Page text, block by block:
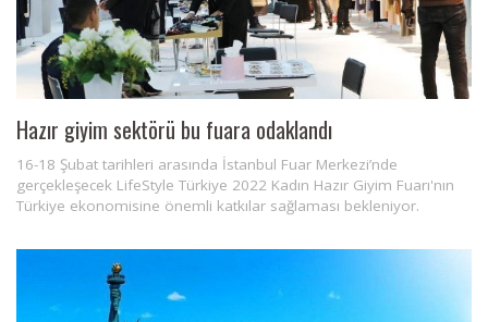
Hazır giyim sektörü bu fuara odaklandı
16-18 Şubat tarihleri arasında İstanbul Fuar Merkezi’nde
gerçekleşecek LifeStyle Türkiye 2022 Kadın Hazır Giyim Fuarı'nın
Türkiye ekonomisine önemli katkılar sağlaması bekleniyor.